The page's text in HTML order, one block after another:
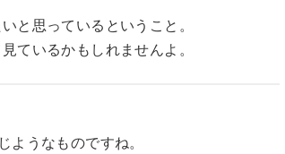
と思っているということ。
ているかもしれませんよ。
うなものですね。